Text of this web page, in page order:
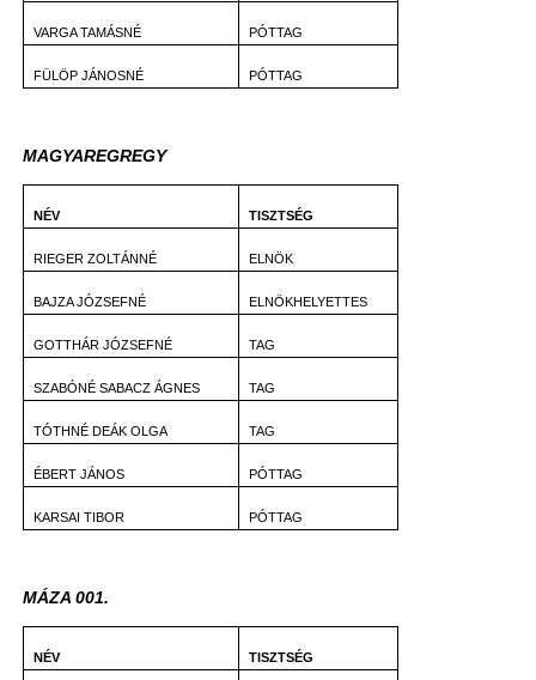
VARGA TAMÁSNÉ PÓTTAG
FÜLÖP JÁNOSNÉ PÓTTAG
MAGYAREGREGY
NÉV TISZTSÉG
RIEGER ZOLTÁNNÉ ELNÖK
BAJZA JÓZSEFNÉ ELNÖKHELYETTES
GOTTHÁR JÓZSEFNÉ TAG
SZABÓNÉ SABACZ ÁGNES TAG
TÓTHNÉ DEÁK OLGA TAG
ÉBERT JÁNOS PÓTTAG
KARSAI TIBOR PÓTTAG
MÁZA 001.
NÉV TISZTSÉG